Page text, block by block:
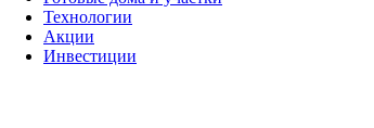
Технологии
Акции
Инвестиции